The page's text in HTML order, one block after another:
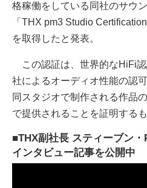
格稼働をしている同社のサウ
「THX pm3 Studio
を取得したと発表。
この認証は、世界的なHiFi
社によるオーディオ性能の認
同スタジオで制作される作品
で提供されることを証明するも
■THX副社長 スティーブン
インタビュー記事を公開中